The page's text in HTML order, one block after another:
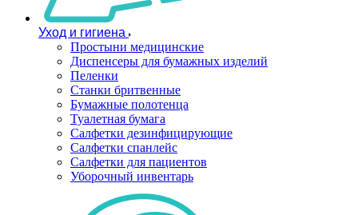
Уход и гигиена
Простыни медицинские
Диспенсеры для бумажных изделий
Пеленки
Станки бритвенные
Бумажные полотенца
Туалетная бумага
Салфетки дезинфицирующие
Салфетки спанлейс
Салфетки для пациентов
Уборочный инвентарь